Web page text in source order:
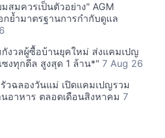
สมควรเป็นตัวอย่าง" AGM
ย้ำมาตรฐานการกำกับดูแล
กังวลผู้ซื้อบ้านยุคใหม่ ส่งแคมเปญ
ซงทุกดีล สูงสุด 1 ล้าน*" 7 Aug 26
ฉลองวันแม่ เปิดแคมเปญรวม
อาหาร ตลอดเดือนสิงหาคม 7